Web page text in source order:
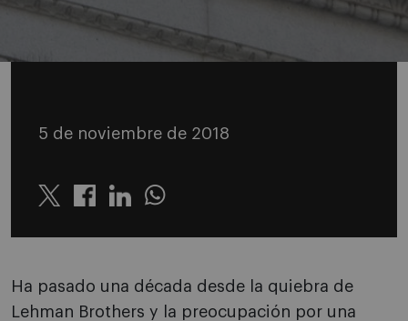
5 de noviembre de 2018
Twitter LinkedinWhatsapp
Ha pasado una década desde la quiebra de
Lehman Brothers y la preocupación por una